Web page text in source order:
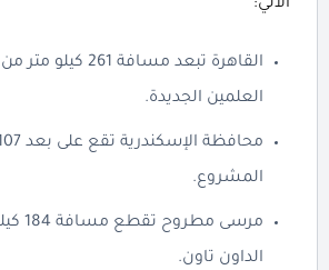
الاتي:
القاهرة تبعد مسافة
العلمين الجديدة.
المشروع.
مرسى
الداون تاون.